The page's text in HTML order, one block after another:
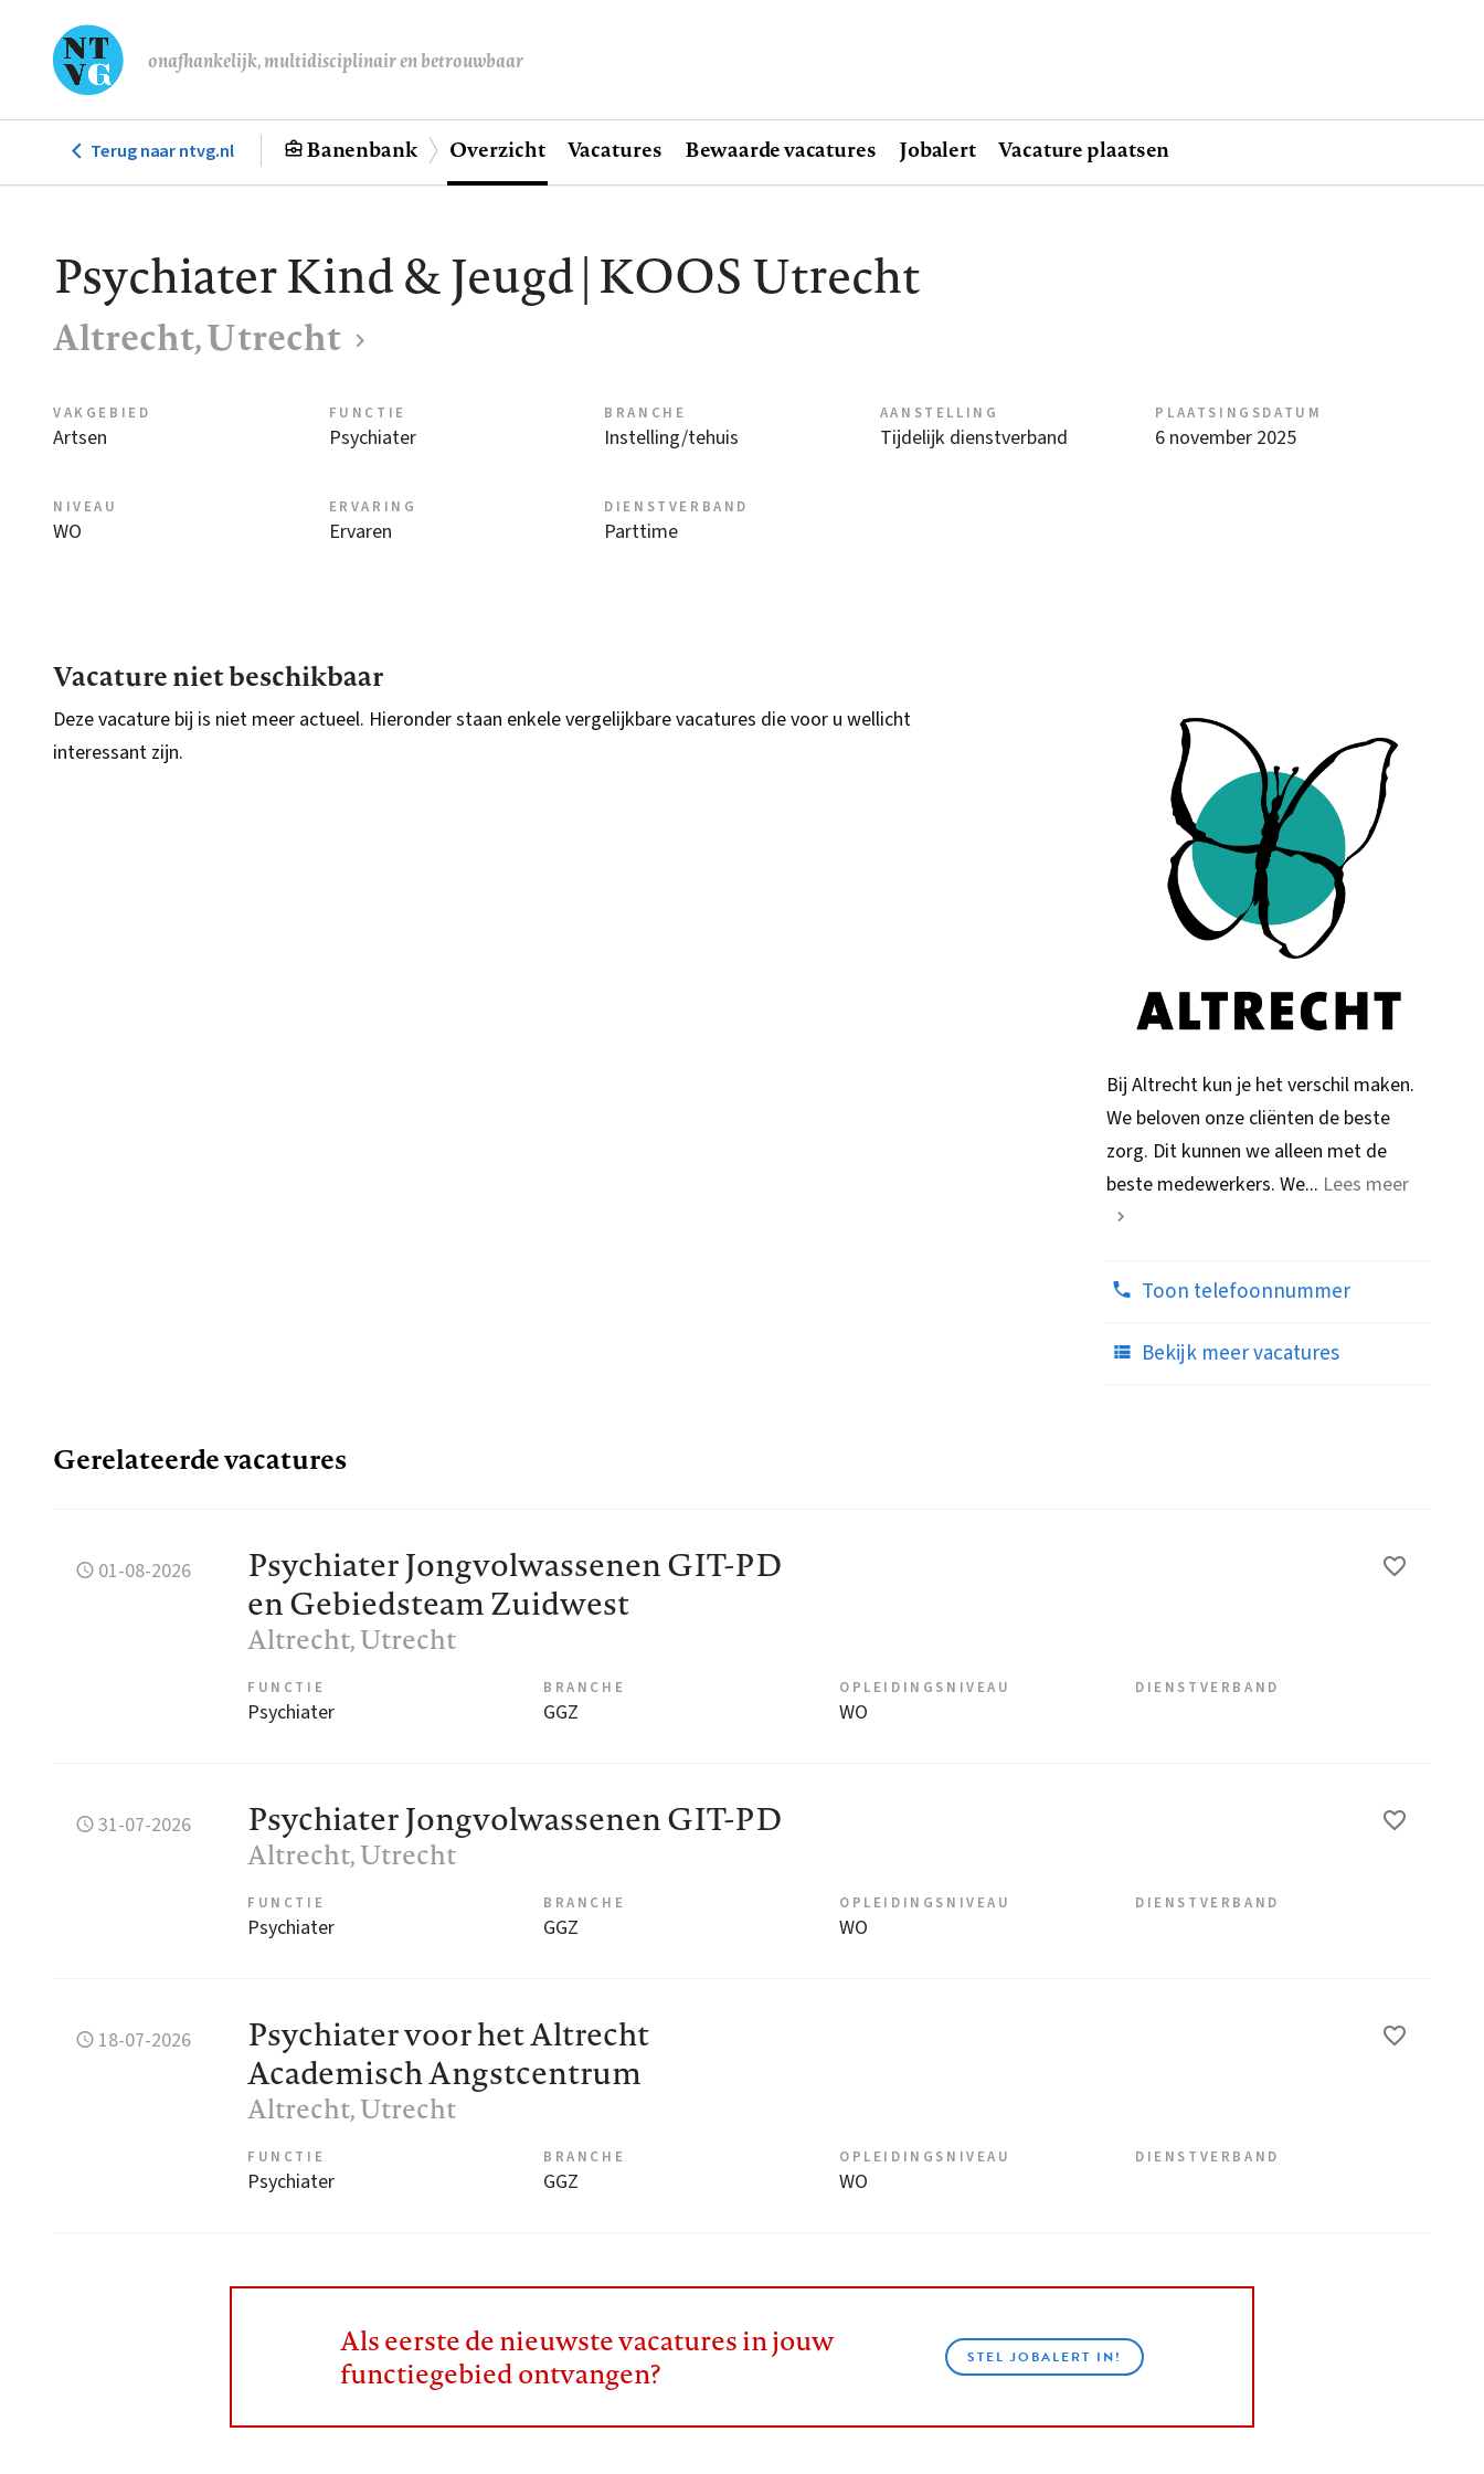
de
onafhankelijk, multidisciplinair en betrouwbaar
Hoofdnavigatie
Terug naar ntvg.nl Banenbank Overzicht Vacatures Bewaarde vacatures Jobalert Vacature plaatsen
Psychiater Kind & Jeugd | KOOS Utrecht
Altrecht, Utrecht
VAKGEBIED
Artsen
FUNCTIE
Psychiater
BRANCHE
Instelling/tehuis
AANSTELLING
Tijdelijk dienstverband
PLAATSINGSDATUM
6 november 2025
NIVEAU
WO
ERVARING
Ervaren
DIENSTVERBAND
Parttime
Vacature niet beschikbaar
Deze vacature bij is niet meer actueel. Hieronder staan enkele vergelijkbare vacatures die voor u wellicht
interessant zijn.
Bij Altrecht kun je het verschil maken.
We beloven onze cliënten de beste
zorg. Dit kunnen we alleen met de
beste medewerkers. We... Lees meer
Toon telefoonnummer
Bekijk meer vacatures
Gerelateerde vacatures
01-08-2026
Psychiater Jongvolwassenen GIT-PD
en Gebiedsteam Zuidwest
Altrecht, Utrecht
FUNCTIE
Psychiater
BRANCHE
GGZ
OPLEIDINGSNIVEAU
WO
DIENSTVERBAND
31-07-2026 Psychiater Jongvolwassenen GIT-PD
Altrecht, Utrecht
FUNCTIE
Psychiater
BRANCHE
GGZ
OPLEIDINGSNIVEAU
WO
DIENSTVERBAND
18-07-2026
Psychiater voor het Altrecht
Academisch Angstcentrum
Altrecht, Utrecht
FUNCTIE
Psychiater
BRANCHE
GGZ
OPLEIDINGSNIVEAU
WO
DIENSTVERBAND
Als eerste de nieuwste vacatures in jouw
functiegebied ontvangen?
STEL JOBALERT IN!